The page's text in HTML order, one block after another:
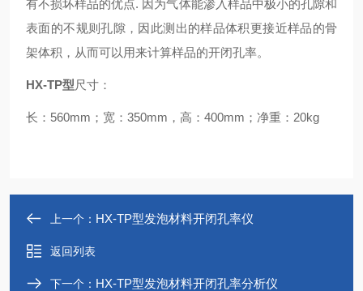
有不损坏样品的优点. 因为气体能渗入样品中极小的孔隙和
表面的不规则孔隙，因此测出的样品体积更接近样品的骨
架体积，从而可以用来计算样品的开闭孔率。
HX-TP型尺寸：
长：560mm；宽：350mm，高：400mm；净重：20kg
上一个： HX-TP型发泡材料开闭孔率仪
返回列表
下一个： HX-TP型发泡材料开闭孔率分析仪